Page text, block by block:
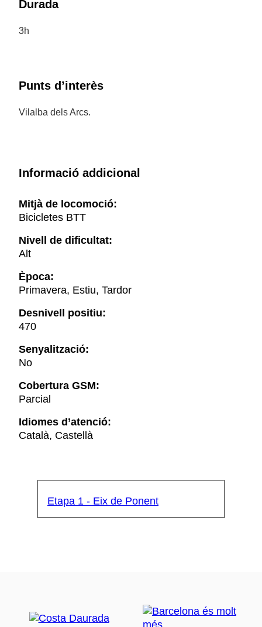
Durada
3h
Punts d’interès
Vilalba dels Arcs.
Informació addicional
Mitjà de locomoció:
Bicicletes BTT
Nivell de dificultat:
Alt
Època:
Primavera, Estiu, Tardor
Desnivell positiu:
470
Senyalització:
No
Cobertura GSM:
Parcial
Idiomes d’atenció:
Català, Castellà
Etapa 1 - Eix de Ponent